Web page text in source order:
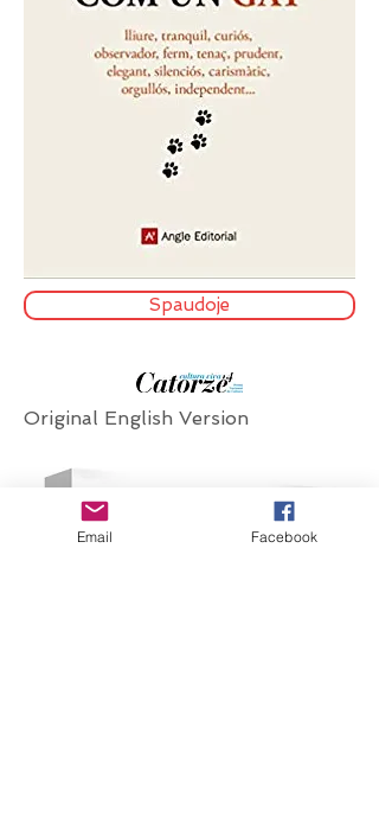
Spaudoje
Original English Version
Email Facebook